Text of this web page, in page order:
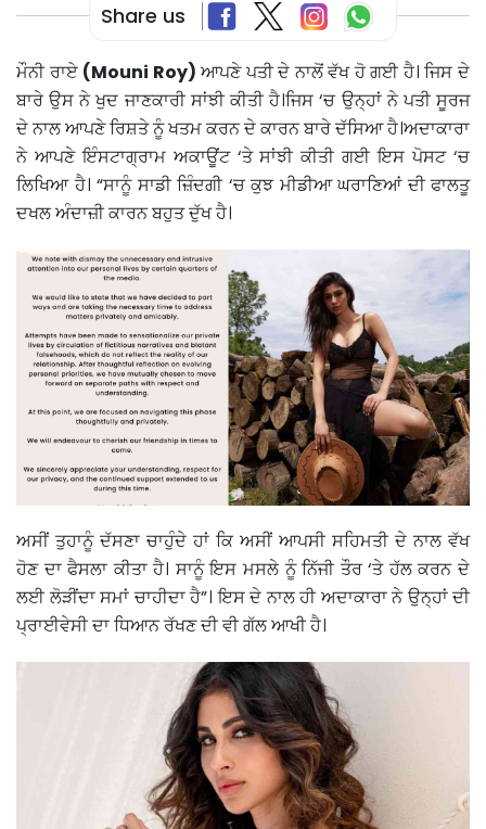
Share us
ਮੌਨੀ ਰਾਏ (Mouni Roy) ਆਪਣੇ ਪਤੀ ਦੇ ਨਾਲੋਂ ਵੱਖ ਹੋ ਗਈ ਹੈ। ਜਿਸ ਦੇ
ਬਾਰੇ ਉਸ ਨੇ ਖੁਦ ਜਾਣਕਾਰੀ ਸਾਂਝੀ ਕੀਤੀ ਹੈ।ਜਿਸ ‘ਚ ਉਨ੍ਹਾਂ ਨੇ ਪਤੀ ਸੂਰਜ
ਦੇ ਨਾਲ ਆਪਣੇ ਰਿਸ਼ਤੇ ਨੂੰ ਖਤਮ ਕਰਨ ਦੇ ਕਾਰਨ ਬਾਰੇ ਦੱਸਿਆ ਹੈ।ਅਦਾਕਾਰਾ
ਨੇ ਆਪਣੇ ਇੰਸਟਾਗ੍ਰਾਮ ਅਕਾਊਂਟ ‘ਤੇ ਸਾਂਝੀ ਕੀਤੀ ਗਈ ਇਸ ਪੋਸਟ ‘ਚ
ਲਿਖਿਆ ਹੈ। “ਸਾਨੂੰ ਸਾਡੀ ਜ਼ਿੰਦਗੀ ‘ਚ ਕੁਝ ਮੀਡੀਆ ਘਰਾਣਿਆਂ ਦੀ ਫਾਲਤੂ
ਦਖਲ ਅੰਦਾਜ਼ੀ ਕਾਰਨ ਬਹੁਤ ਦੁੱਖ ਹੈ।
ਅਸੀਂ ਤੁਹਾਨੂੰ ਦੱਸਣਾ ਚਾਹੁੰਦੇ ਹਾਂ ਕਿ ਅਸੀਂ ਆਪਸੀ ਸਹਿਮਤੀ ਦੇ ਨਾਲ ਵੱਖ
ਹੋਣ ਦਾ ਫੈਸਲਾ ਕੀਤਾ ਹੈ। ਸਾਨੂੰ ਇਸ ਮਸਲੇ ਨੂੰ ਨਿੱਜੀ ਤੌਰ ‘ਤੇ ਹੱਲ ਕਰਨ ਦੇ
ਲਈ ਲੋੜੀਂਦਾ ਸਮਾਂ ਚਾਹੀਦਾ ਹੈ”। ਇਸ ਦੇ ਨਾਲ ਹੀ ਅਦਾਕਾਰਾ ਨੇ ਉਨ੍ਹਾਂ ਦੀ
ਪ੍ਰਾਈਵੇਸੀ ਦਾ ਧਿਆਨ ਰੱਖਣ ਦੀ ਵੀ ਗੱਲ ਆਖੀ ਹੈ।